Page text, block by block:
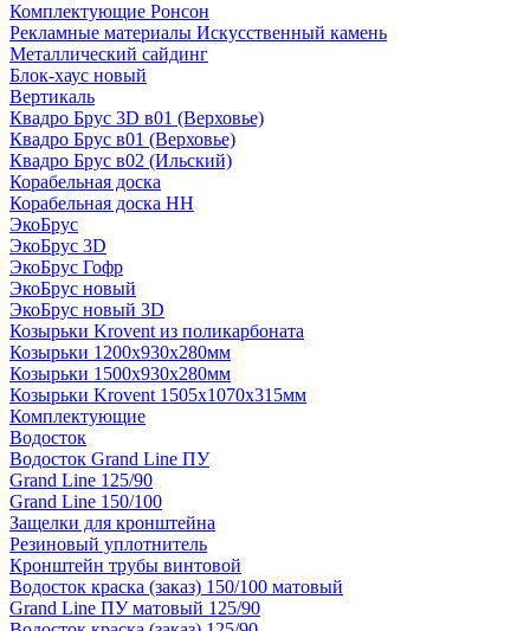
Комплектующие Ронсон
Рекламные материалы Искусственный камень
Металлический сайдинг
Блок-хаус новый
Вертикаль
Квадро Брус 3D в01 (Верховье)
Квадро Брус в01 (Верховье)
Квадро Брус в02 (Ильский)
Корабельная доска
Корабельная доска НН
ЭкоБрус
ЭкоБрус 3D
ЭкоБрус Гофр
ЭкоБрус новый
ЭкоБрус новый 3D
Козырьки Krovent из поликарбоната
Козырьки 1200х930х280мм
Козырьки 1500х930х280мм
Козырьки Krovent 1505х1070х315мм
Комплектующие
Водосток
Водосток Grand Line ПУ
Grand Line 125/90
Grand Line 150/100
Защелки для кронштейна
Резиновый уплотнитель
Кронштейн трубы винтовой
Водосток краска (заказ) 150/100 матовый
Grand Line ПУ матовый 125/90